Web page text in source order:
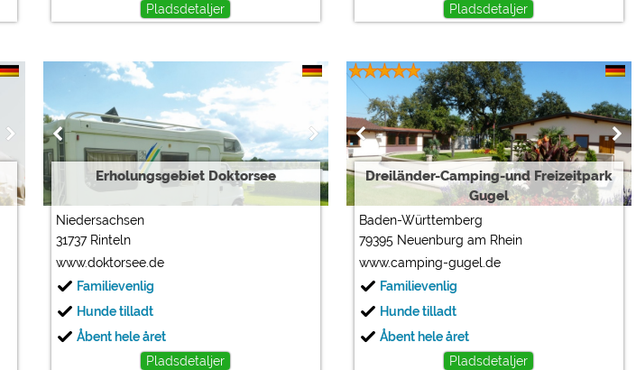
Pladsdetaljer
Pladsdetaljer
Erholungsgebiet Doktorsee
Niedersachsen
31737 Rinteln
www.doktorsee.de
Familievenlig
Hunde tilladt
Åbent hele året
Pladsdetaljer
Dreiländer-Camping-und Freizeitpark
Gugel
Baden-Württemberg
79395 Neuenburg am Rhein
www.camping-gugel.de
Familievenlig
Hunde tilladt
Åbent hele året
Pladsdetaljer